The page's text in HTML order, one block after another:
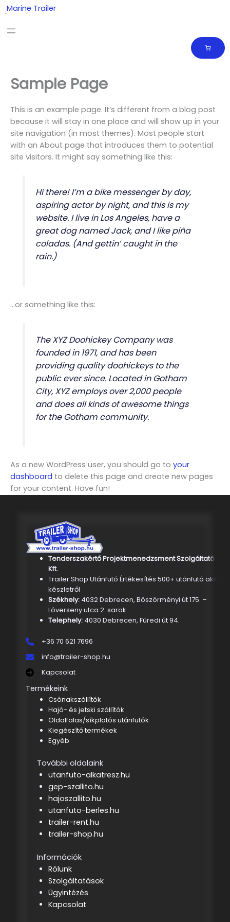
Skip
to
content
Marine Trailer
Sample Page
This is an example page. It’s different from a blog post
because it will stay in one place and will show up in your
site navigation (in most themes). Most people start
with an About page that introduces them to potential
site visitors. It might say something like this:
Hi there! I’m a bike messenger by day,
aspiring actor by night, and this is my
website. I live in Los Angeles, have a
great dog named Jack, and I like piña
coladas. (And gettin’ caught in the
rain.)
…or something like this:
The XYZ Doohickey Company was
founded in 1971, and has been
providing quality doohickeys to the
public ever since. Located in Gotham
City, XYZ employs over 2,000 people
and does all kinds of awesome things
for the Gotham community.
As a new WordPress user, you should go to your
dashboard to delete this page and create new pages
for your content. Have fun!
Tenderszakértő Projektmenedzsment Szolgáltató
Kft.
Trailer Shop Utánfutó Értékesítés 500+ utánfutó akár
készletről
Székhely: 4032 Debrecen, Böszörményi út 175. –
Lóverseny utca 2. sarok
Telephely:4030 Debrecen, Füredi út 94.
+36 70 621 7696
info@trailer-shop.hu
Kapcsolat
Termékeink
Csónakszállítók
Hajó- és jetski szállítók
Oldalfalas/síkplatós utánfutók
Kiegészítő termékek
Egyéb
További oldalaink
utanfuto-alkatresz.hu
gep-szallito.hu
hajoszallito.hu
utanfuto-berles.hu
trailer-rent.hu
trailer-shop.hu
Információk
Rólunk
Szolgáltatások
Ügyintézés
Kapcsolat